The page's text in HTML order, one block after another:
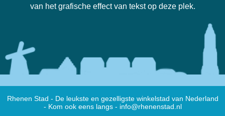
van het grafische effect van tekst op deze plek.
Rhenen Stad - De leukste en gezelligste winkelstad van Nederland
- Kom ook eens langs - info@rhenenstad.nl